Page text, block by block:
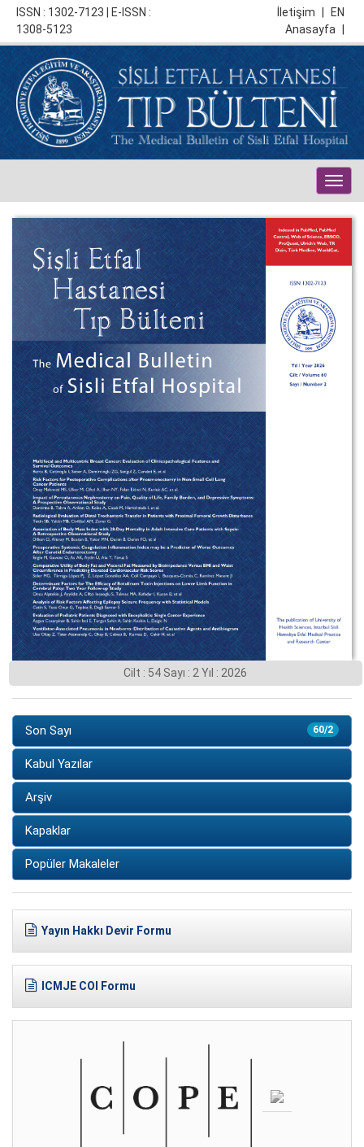
ISSN : 1302-7123 | E-ISSN :
1308-5123
EN
İletişim
Anasayfa
Cilt : 54 Sayı : 2 Yıl : 2026
60/2
Son Sayı
Kabul Yazılar
Arşiv
Kapaklar
Popüler Makaleler
Yayın Hakkı Devir Formu
ICMJE COI Formu